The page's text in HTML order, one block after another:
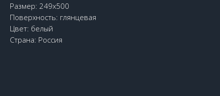
Размер: 249х500
Поверхность: глянцевая
Цвет: белый
Страна: Россия